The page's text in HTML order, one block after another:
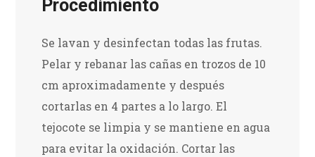
Procedimiento
Se lavan y desinfectan todas las frutas.
Pelar y rebanar las cañas en trozos de 10
cm aproximadamente y después
cortarlas en 4 partes a lo largo. El
tejocote se limpia y se mantiene en agua
para evitar la oxidación. Cortar las